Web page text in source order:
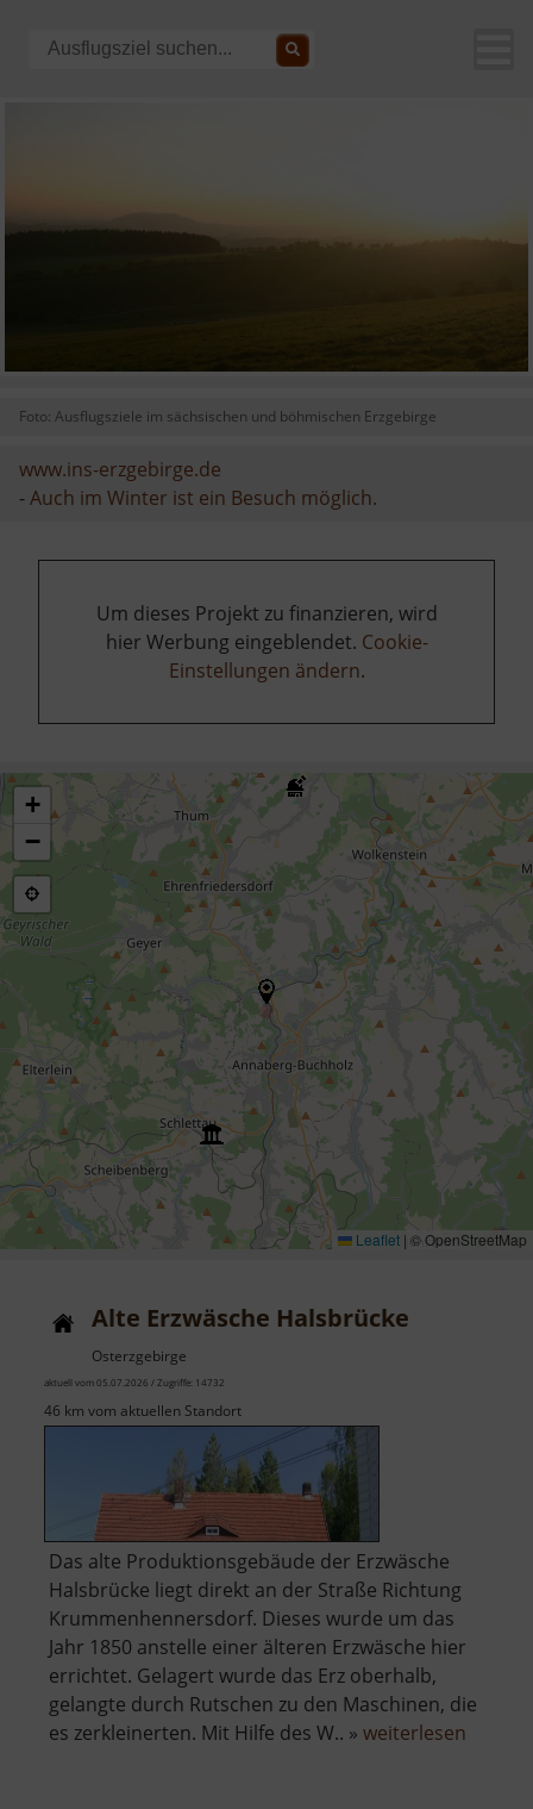
Foto: Ausflugsziele im sächsischen und böhmischen Erzgebirge
www.ins-erzgebirge.de
-Auch im Winter ist ein Besuch möglich.
Um dieses Projekt zu finanzieren, wird
hier Werbung eingeblendet. Cookie-
Einstellungen ändern.
+
−
Leaflet | © OpenStreetMap
Alte Erzwäsche Halsbrücke
Osterzgebirge
aktuell vom 05.07.2026 / Zugriffe: 14732
46 km vom aktuellen Standort
Das alte Produktionsgebäude der Erzwäsche
Halsbrücke liegt direkt an der Straße Richtung
Krummenhennersdorf. Dieses wurde um das
Jahr 1850 anstelle einer älteren Erzwäsche hier
errichtet. Gelagert wurde das Erz oberhalb,
gelangte durch Rutschen zu den Maschinen, die
es zerkleinerten. Mit Hilfe des W.. » weiterlesen